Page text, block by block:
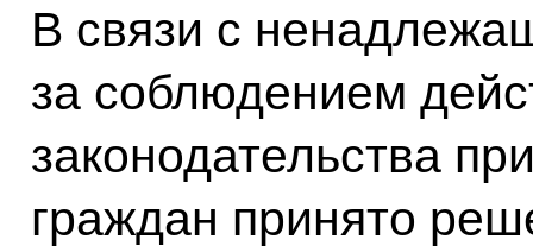
В связи с
за соблюдением
законодательства
граждан принято